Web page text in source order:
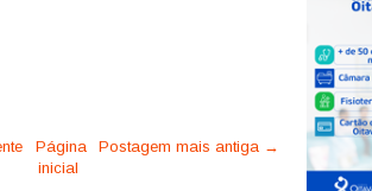
Postagem mais antiga →
Página
inicial